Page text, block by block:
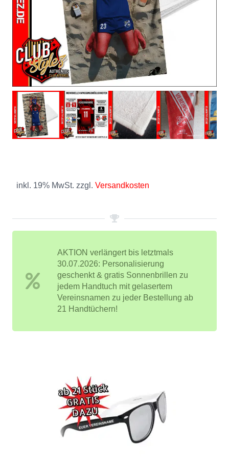
inkl. 19% MwSt. zzgl. Versandkosten
AKTION verlängert bis letztmals
30.07.2026: Personalisierung
geschenkt & gratis Sonnenbrillen zu
jedem Handtuch mit gelasertem
Vereinsnamen zu jeder Bestellung ab
21 Handtüchern!